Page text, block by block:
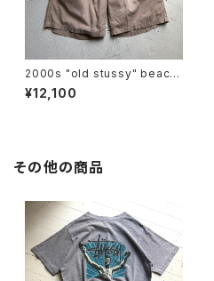
2000s "old stussy" beach
shorts
¥12,100
その他の商品